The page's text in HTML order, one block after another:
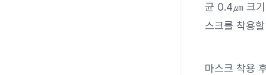
균 0.4㎛ 크
스크를 착용
마스크 착용